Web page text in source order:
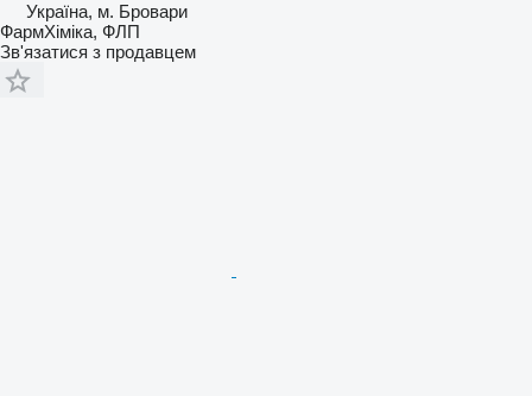
Україна, м. Бровари
ФармХіміка, ФЛП
Зв'язатися з продавцем